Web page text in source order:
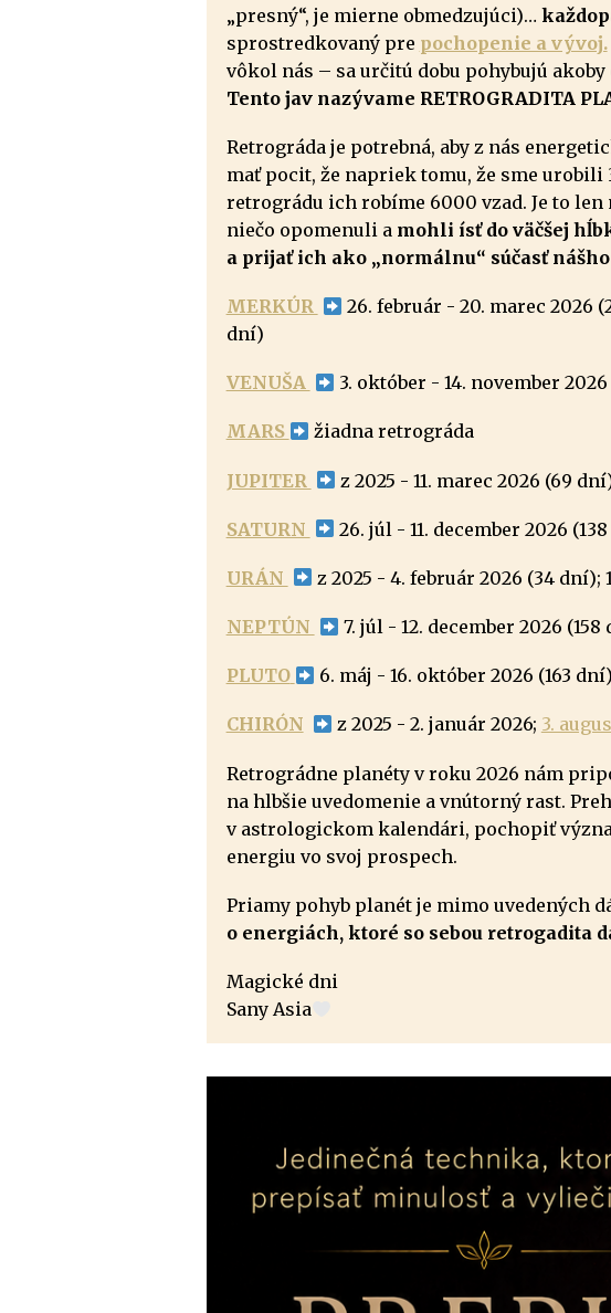
„presný“, je mierne obmedzujúci)…
sprostredkovaný pre pochopenie a vývoj.
vôkol nás – sa určitú dobu pohybujú
Tento jav nazývame RETROGRADITA
Retrográda je potrebná, aby z nás
mať pocit, že napriek tomu, že sme
retrográdu ich robíme 6000 vzad. Je to len
niečo opomenuli a mohli ísť do väčšej
a prijať ich ako „normálnu“ súčasť
MERKÚR
26. február - 20. marec 2026
dní)
VENUŠA 3. október - 14. november
MARS žiadna retrográda
JUPITER z 2025 - 11. marec 2026 (69
SATURN 26. júl - 11. december 2026
URÁN z 2025 - 4. február 2026 (34 dní);
NEPTÚN 7. júl - 12. december 2026 (158
PLUTO 6. máj - 16. október 2026 (163 dní)
CHIRÓN z 2025 - 2. január 2026; 3.
Retrográdne planéty v roku 2026 nám
na hlbšie uvedomenie a vnútorný rast.
v astrologickom kalendári, pochopiť
energiu vo svoj prospech.
Priamy pohyb planét je mimo uvedených
o energiách, ktoré so sebou retrogadita
Magické dni
Sany Asia